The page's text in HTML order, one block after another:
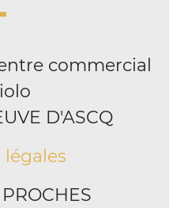
commercial
D'ASCQ